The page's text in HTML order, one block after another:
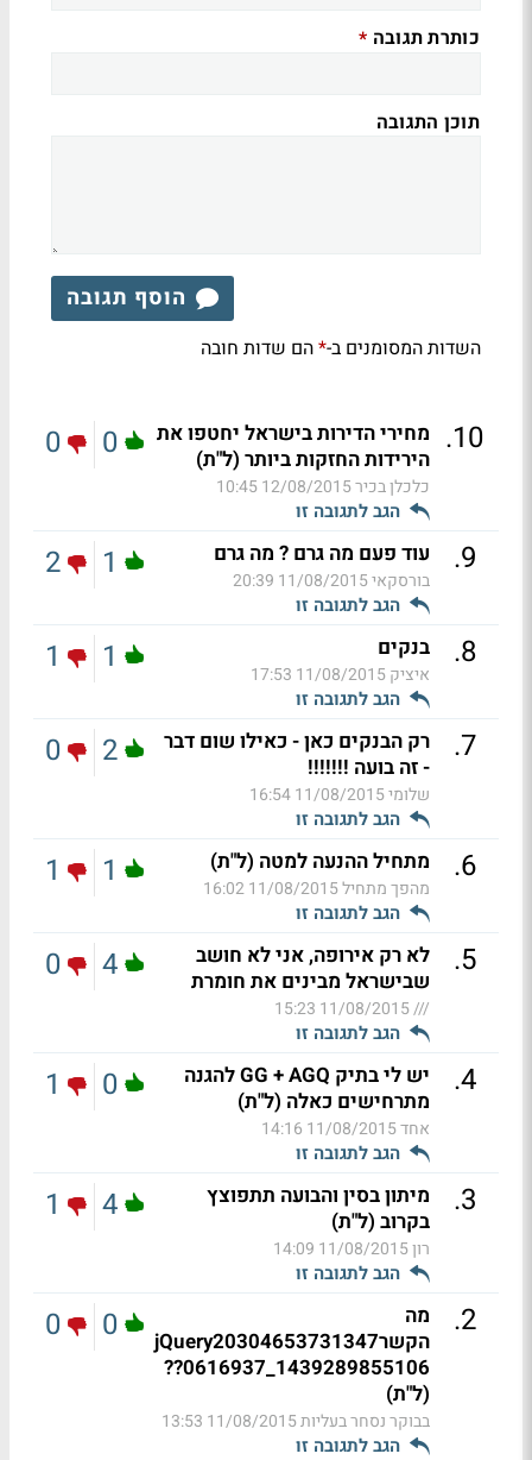
כותרת תגובה *
תוכן התגובה
הוסף תגובה
השדות המסומנים ב-*הם שדות חובה
10
. מחירי הדירות בישראל יחטפו את
הירידות החזקות ביותר (ל"ת)
כלכלן בכיר12/08/2015 10:45
הגב לתגובה זו
0
0
9
. עוד פעם מה גרם ? מה גרם
בורסקאי11/08/2015 20:39
הגב לתגובה זו
1
2
8
. בנקים
איציק11/08/2015 17:53
הגב לתגובה זו
1
1
7
.
רק הבנקים כאן - כאילו שום דבר
- זה בועה !!!!!!!
שלומי11/08/2015 16:54
הגב לתגובה זו
2
0
6
. מתחיל ההנעה למטה (ל"ת)
מהפך מתחיל11/08/2015 16:02
הגב לתגובה זו
1
1
5
.
לא רק אירופה, אני לא חושב
שבישראל מבינים את חומרת
///
11/08/2015 15:23
הגב לתגובה זו
4
0
4
.
יש לי בתיק GG + AGQ להגנה
מתרחישים כאלה (ל"ת)
אחד11/08/2015 14:16
הגב לתגובה זו
0
1
3
.
מיתון בסין והבועה תתפוצץ
בקרוב (ל"ת)
רון11/08/2015 14:09
הגב לתגובה זו
4
1
2
.
מה
הקשרjQuery20304653731347
0616937_1439289855106??
(ל"ת)
בבוקר נסחר בעליות11/08/2015 13:53
הגב לתגובה זו
0
0